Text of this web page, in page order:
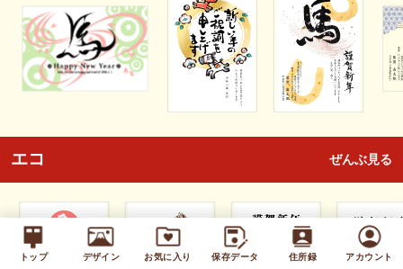
トップ デザイン お気に入り 保存データ 住所録 アカウント
エコ ぜんぶ見る